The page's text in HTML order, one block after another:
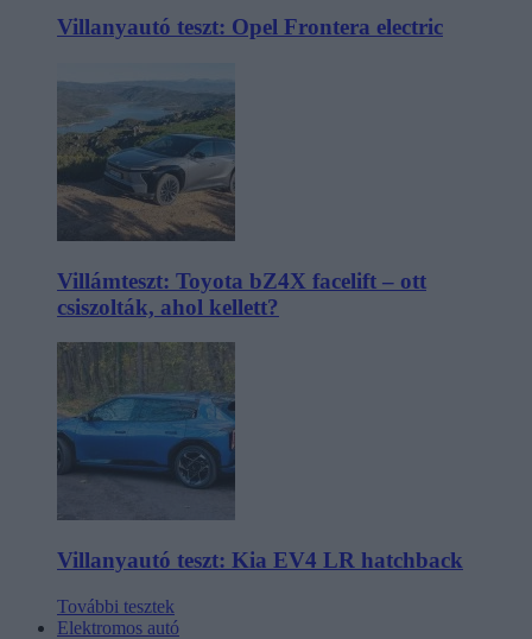
Villanyautó teszt: Opel Frontera electric
Villámteszt: Toyota bZ4X facelift – ott
csiszolták, ahol kellett?
Villanyautó teszt: Kia EV4 LR hatchback
További tesztek
Elektromos autó